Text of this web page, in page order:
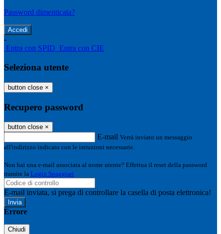
Password dimenticata?
-
Entra con SPID Entra con CIE
Seleziona utente
button close ×
Recupero password
button close ×
E-mail Verrà inviato un messaggio
all'indirizzo indicato con le istruzioni necessarie.
Non hai una e-mail associata al nome utente? Effettua il reset della password
tramite la Login Spaggiari
E-mail inviata, si prega di controllare la casella di posta elettronica!
Errore
Chiudi